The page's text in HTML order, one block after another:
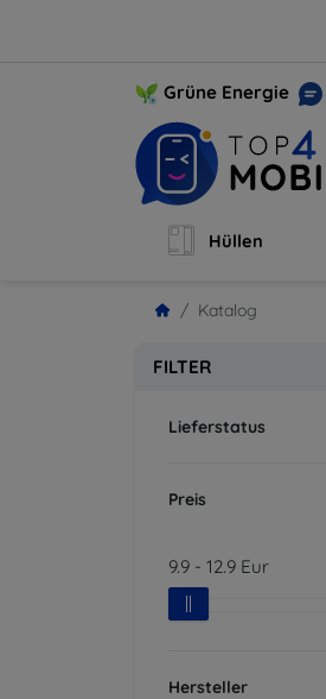
Grüne Energie
Hüllen
Katalog
FILTER
Lieferstatus
Preis
9.9 - 12.9 Eur
Hersteller